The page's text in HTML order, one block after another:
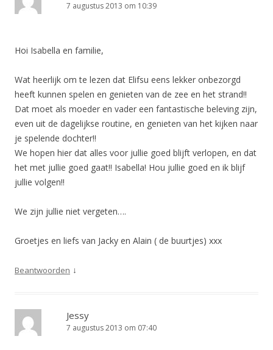
7 augustus 2013 om 10:39
Hoi Isabella en familie,
Wat heerlijk om te lezen dat Elifsu eens lekker onbezorgd
heeft kunnen spelen en genieten van de zee en het strand!!
Dat moet als moeder en vader een fantastische beleving zijn,
even uit de dagelijkse routine, en genieten van het kijken naar
je spelende dochter!!
We hopen hier dat alles voor jullie goed blijft verlopen, en dat
het met jullie goed gaat!! Isabella! Hou jullie goed en ik blijf
jullie volgen!!
We zijn jullie niet vergeten….
Groetjes en liefs van Jacky en Alain ( de buurtjes) xxx
Beantwoorden ↓
Jessy
7 augustus 2013 om 07:40